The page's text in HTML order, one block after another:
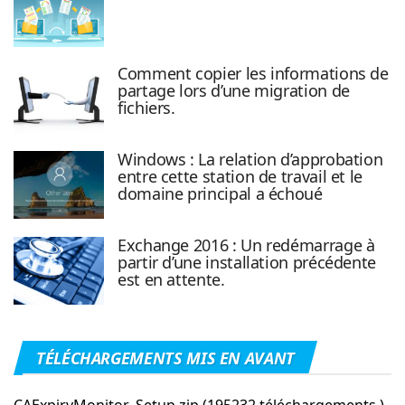
Comment copier les informations de
partage lors d’une migration de
fichiers.
Windows : La relation d’approbation
entre cette station de travail et le
domaine principal a échoué
Exchange 2016 : Un redémarrage à
partir d’une installation précédente
est en attente.
TÉLÉCHARGEMENTS MIS EN AVANT